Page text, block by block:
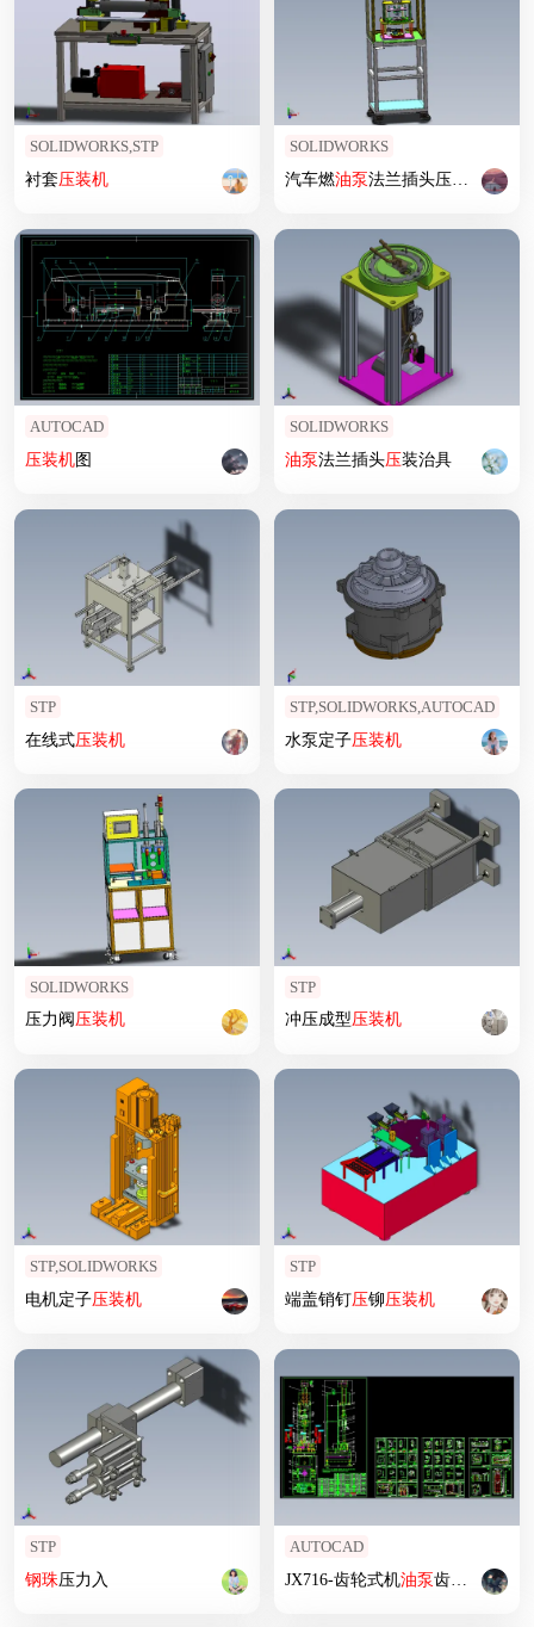
SOLIDWORKS,STP
衬套压装机
SOLIDWORKS
汽车燃油泵法兰插头压力传感器翻倒阀
AUTOCAD
压装机图
SOLIDWORKS
油泵法兰插头压装治具
STP
在线式压装机
STP,SOLIDWORKS,AUTOCAD
水泵定子压装机
SOLIDWORKS
压力阀压装机
STP
冲压成型压装机
STP,SOLIDWORKS
电机定子压装机
STP
端盖销钉压铆压装机
STP
钢珠压力入
AUTOCAD
JX716-齿轮式机油泵齿轮轴总成